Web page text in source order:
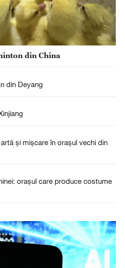
din China
din Deyang
și mișcare în orașul vechi din
orașul care produce costume